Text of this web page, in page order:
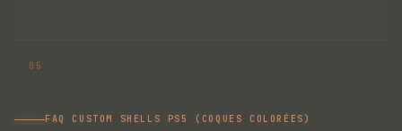
FAQ CUSTOM SHELLS PS5 (COQUES COLORÉES)